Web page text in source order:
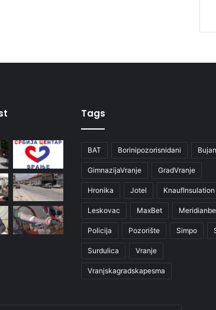
Tags
BAT Borinipozorisnidani
GimnazijaVranje GradVranje
Hronika Jotel KnaufInsulation
Leskovac MaxBet
Policija Pozorište Simpo
Surdulica Vranje
Vranjskagradskapesma